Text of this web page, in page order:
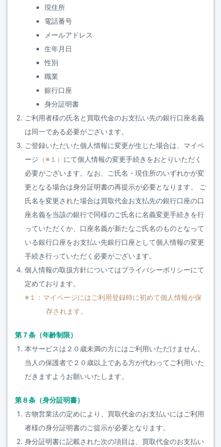
現住所
電話番号
メールアドレス
生年月日
性別
職業
銀行口座
身分証明書
ご利用者様の氏名と買取代金のお支払い先の銀行口座名義
は同一である必要がございます。
ご登録いただいた個人情報に変更が生じた場合は、マイペ
ージ （※１） にて個人情報の変更手続きをおとりいただく
必要がございます。なお、ご氏名・現住所のいずれかが変
更となる場合は身分証明書の再提示が必要となります。 ご
氏名を変更された場合は買取代金お支払先の銀行口座の口
座名義を当該の銀行で同様のご氏名に名義変更手続きを行
っていただくか、口座名義が新たなご氏名のものとなって
いる銀行口座をお支払い先銀行口座として個人情報の変更
手続き行っていただく必要がございます。
個人情報の取扱方針についてはプライバシーポリシーにて
定めております。
※１：マイページにはご利用登録時に初めて個人情報が保
存されます。
第７条（年齢制限）
本サービスは２０歳未満の方にはご利用いただけません。
当人の保護者で２０歳以上である方が代わってご利用いた
だきますようお願いいたします。
第８条（身分証明書）
古物営業法の定めにより、買取代金のお支払いにはご利用
者様の身分証明書のご提示が必要となります。
身分証明書に記載された次の項目は、買取代金のお支払い